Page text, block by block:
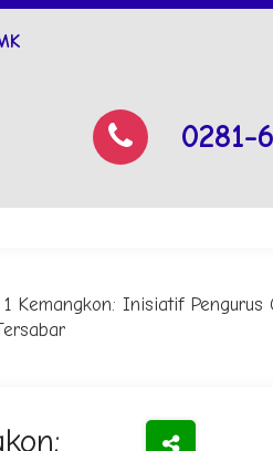
0281-
Kemangkon: Inisiatif Pengurus